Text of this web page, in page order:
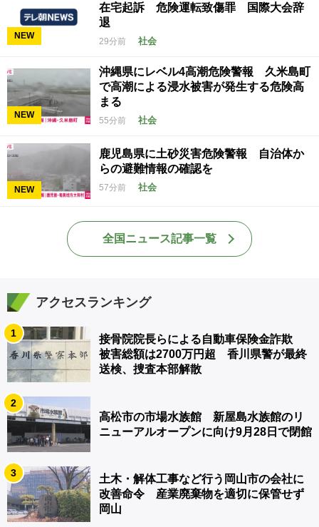
NEW
在宅起訴 危険運転致傷罪 国際大会辞
退
29分前 社会
NEW
沖縄県にレベル4高潮危険警報 久米島町
で高潮による浸水被害が発生する危険高
まる
55分前 社会
NEW
鹿児島県に土砂災害危険警報 自治体か
らの避難情報の確認を
57分前 社会
全国ニュース記事一覧
アクセスランキング
1
接骨院院長らによる自動車保険金詐欺
被害総額は2700万円超 香川県警が最終
送検、捜査本部解散
2
高松市の市場水族館 新屋島水族館のリ
ニューアルオープンに向け9月28日で閉館
3
土木・解体工事など行う岡山市の会社に
改善命令 産業廃棄物を適切に保管せず
岡山